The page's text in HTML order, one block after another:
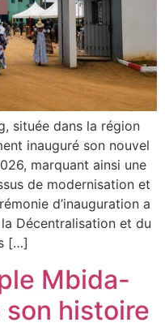
située dans la région
inauguré son nouvel
marquant ainsi une
de modernisation et
d’inauguration a
Décentralisation et du
[…]
Mbida-
histoire